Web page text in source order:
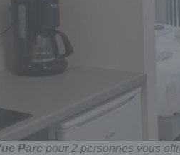
Parc pour 2 personnes vous